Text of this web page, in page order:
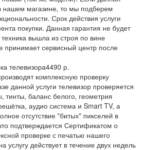
нашем магазине, то мы подберем
Срок действия услуги
покупки. Данная гарантия не будет
вышла из строя по вине
принимает сервисный центр после
телевизора4490 р.
комплексную проверку
данной услуги телевизор проверяется
тинты, баланс белого, геометрия
аудио система и Smart TV, а
отсутствие "битых" пикселей в
подтверждается Сертификатом о
проверке с печатью нашего
услугу действует в течение двух недель